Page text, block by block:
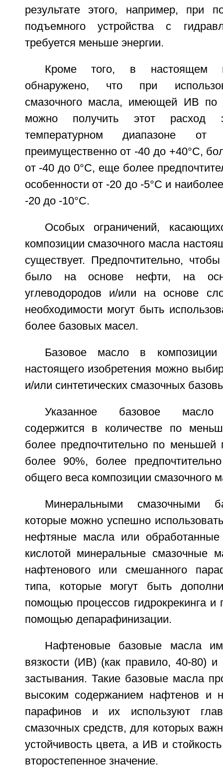
результате этого, например, при
подъемного устройства с
требуется меньше энергии.
Кроме того, в настоящем
обнаружено, что при
смазочного масла, имеющей ИВ
можно получить этот расход
температурном диапазоне
преимущественно от -40 до +40°С,
от -40 до 0°С, еще более
особенности от -20 до -5°С и
-20 до -10°С.
Особых ограничений,
композиции смазочного масла
существует. Предпочтительно,
было на основе нефти, на
углеводородов и/или на основе
необходимости могут быть
более базовых масел.
Базовое масло в композиции
настоящего изобретения можно
и/или синтетических смазочных
Указанное базовое масло
содержится в количестве по
более предпочтительно по
более 90%, более
общего веса композиции смазочного
Минеральными смазочными
которые можно успешно
нефтяные масла или обработанные
кислотой минеральные смазочные
нафтенового или смешанного
типа, которые могут быть
помощью процессов гидрокрекинга и
помощью депарафинизации.
Нафтеновые базовые масла
вязкости (ИВ) (как правило, 40-80) и
застывания. Такие базовые масла
высоким содержанием нафтенов и
парафинов и их используют
смазочных средств, для которых
устойчивость цвета, а ИВ и
второстепенное значение.